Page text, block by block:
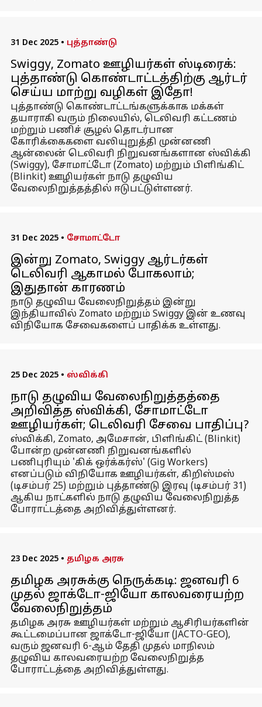
31 Dec 2025 • புத்தாண்டு
Swiggy, Zomato ஊழியர்கள் ஸ்டிரைக்:
புத்தாண்டு கொண்டாட்டத்திற்கு ஆர்டர்
செய்ய மாற்று வழிகள் இதோ!
புத்தாண்டு கொண்டாட்டங்களுக்காக மக்கள்
தயாராகி வரும் நிலையில், டெலிவரி கட்டணம்
மற்றும் பணிச் சூழல் தொடர்பான
கோரிக்கைகளை வலியுறுத்தி முன்னணி
ஆன்லைன் டெலிவரி நிறுவனங்களான ஸ்விக்கி
(Swiggy), சோமாட்டோ (Zomato) மற்றும் பிளிங்கிட்
(Blinkit) ஊழியர்கள் நாடு தழுவிய
வேலைநிறுத்தத்தில் ஈடுபட்டுள்ளனர்.
31 Dec 2025 • சோமாட்டோ
இன்று Zomato, Swiggy ஆர்டர்கள்
டெலிவரி ஆகாமல் போகலாம்;
இதுதான் காரணம்
நாடு தழுவிய வேலைநிறுத்தம் இன்று
இந்தியாவில் Zomato மற்றும் Swiggy இன் உணவு
விநியோக சேவைகளைப் பாதிக்க உள்ளது.
25 Dec 2025 • ஸ்விக்கி
நாடு தழுவிய வேலைநிறுத்தத்தை
அறிவித்த ஸ்விக்கி, சோமாட்டோ
ஊழியர்கள்; டெலிவரி சேவை பாதிப்பு?
ஸ்விக்கி, Zomato, அமேசான், பிளிங்கிட் (Blinkit)
போன்ற முன்னணி நிறுவனங்களில்
பணிபுரியும் 'கிக் ஒர்க்கர்ஸ்' (Gig Workers)
எனப்படும் விநியோக ஊழியர்கள், கிறிஸ்மஸ்
(டிசம்பர் 25) மற்றும் புத்தாண்டு இரவு (டிசம்பர் 31)
ஆகிய நாட்களில் நாடு தழுவிய வேலைநிறுத்த
போராட்டத்தை அறிவித்துள்ளனர்.
23 Dec 2025 • தமிழக அரசு
தமிழக அரசுக்கு நெருக்கடி: ஜனவரி 6
முதல் ஜாக்டோ-ஜியோ காலவரையற்ற
வேலைநிறுத்தம்
தமிழக அரசு ஊழியர்கள் மற்றும் ஆசிரியர்களின்
கூட்டமைப்பான ஜாக்டோ-ஜியோ (JACTO-GEO),
வரும் ஜனவரி 6-ஆம் தேதி முதல் மாநிலம்
தழுவிய காலவரையற்ற வேலைநிறுத்த
போராட்டத்தை அறிவித்துள்ளது.